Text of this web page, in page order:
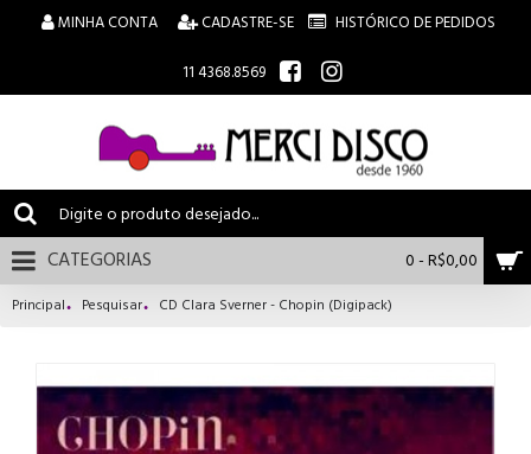
MINHA CONTA CADASTRE-SE
HISTÓRICO DE PEDIDOS
11 4368.8569
0 - R$0,00
CATEGORIAS
Principal Pesquisar CD Clara Sverner - Chopin (Digipack)